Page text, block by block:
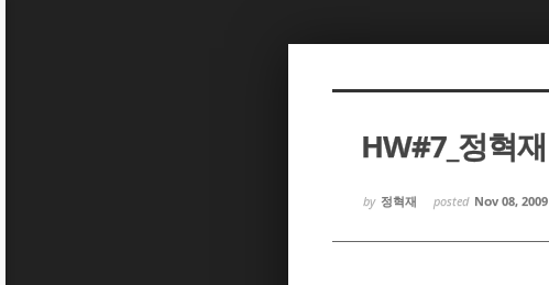
HW#7_정혁재
by 정혁재 posted Nov 08, 2009
Sketchbook5, 스케치북5
Sketchbook5, 스케치북5
Sketchbook5, 스케치북5
Sketchbook5, 스케치북5